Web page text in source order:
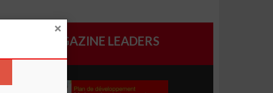
MAGAZINE LEADERS